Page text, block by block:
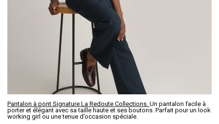
Pantalon à pont Signature La Redoute Collections. Un pantalon facile à
porter et élégant avec sa taille haute et ses boutons. Parfait pour un look
working girl ou une tenue d’occasion spéciale.